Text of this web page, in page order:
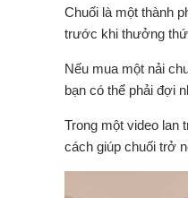
Chuối là một thành
trước khi thưởng
Nếu mua một nải
bạn có thể phải đợi
Trong một video lan
cách giúp chuối trở